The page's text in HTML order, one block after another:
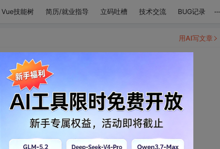
Vue技能树 简历/就业指导 立码吐槽 技术交流 BUG记录 ...
用AI写文章